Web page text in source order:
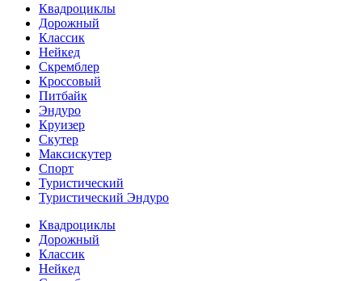
Квадроциклы
Дорожный
Классик
Нейкед
Скремблер
Кроссовый
Питбайк
Эндуро
Круизер
Скутер
Максискутер
Спорт
Туристический
Туристический Эндуро
Квадроциклы
Дорожный
Классик
Нейкед